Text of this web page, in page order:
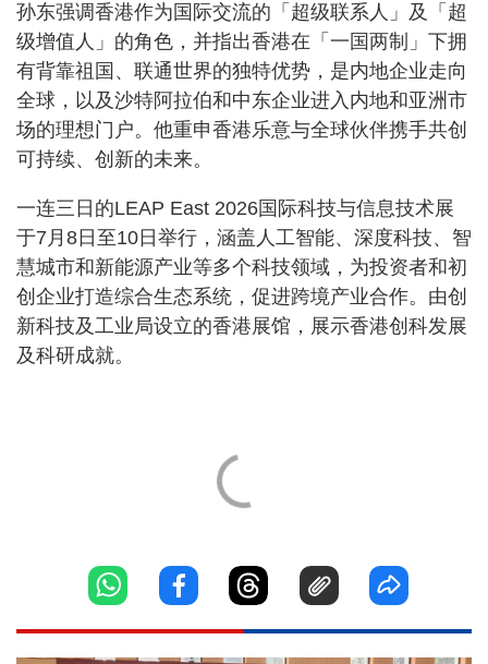
孙东强调香港作为国际交流的「超级联系人」及「超
级增值人」的角色，并指出香港在「一国两制」下拥
有背靠祖国、联通世界的独特优势，是内地企业走向
全球，以及沙特阿拉伯和中东企业进入内地和亚洲市
场的理想门户。他重申香港乐意与全球伙伴携手共创
可持续、创新的未来。
一连三日的LEAP East 2026国际科技与信息技术展
于7月8日至10日举行，涵盖人工智能、深度科技、智
慧城市和新能源产业等多个科技领域，为投资者和初
创企业打造综合生态系统，促进跨境产业合作。由创
新科技及工业局设立的香港展馆，展示香港创科发展
及科研成就。